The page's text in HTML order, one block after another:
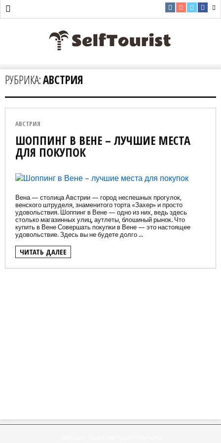
РУБРИКА:АВСТРИЯ
АВСТРИЯ
ШОППИНГ В ВЕНЕ – ЛУЧШИЕ МЕСТА
ДЛЯ ПОКУПОК
Вена — столица Австрии — город неспешных прогулок,
венского штруделя, знаменитого торта «Захер» и просто
удовольствия. Шоппинг в Вене — одно из них, ведь здесь
столько магазинных улиц, аутлеты, блошиный рынок. Что
купить в Вене Совершать покупки в Вене — это настоящее
удовольствие. Здесь вы не будете долго ...
ЧИТАТЬ ДАЛЕЕ